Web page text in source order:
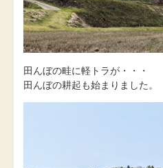
田んぼの畦に軽トラが・・・
田んぼの耕起も始まりました。